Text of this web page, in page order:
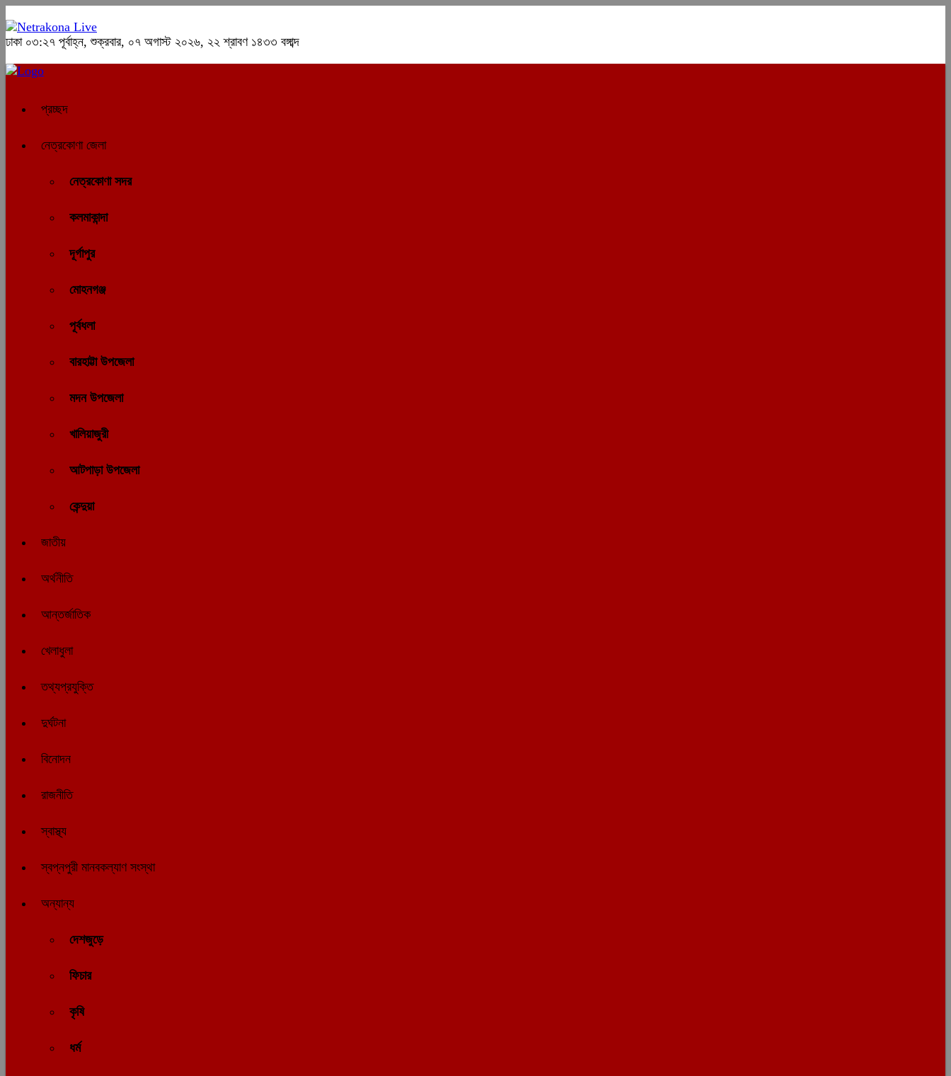
ঢাকা ০৩:২৭ পূর্বাহ্ন, শুক্রবার, ০৭ অগাস্ট ২০২৬, ২২ শ্রাবণ ১৪৩৩ বঙ্গাব্দ
প্রচ্ছদ
নেত্রকোণা জেলা
নেত্রকোণা সদর
কলমাকান্দা
দূর্গাপুর
মোহনগঞ্জ
পূর্বধলা
বারহাট্টা উপজেলা
মদন উপজেলা
খালিয়াজুরী
আটপাড়া উপজেলা
কেন্দুয়া
জাতীয়
অর্থনীতি
আন্তর্জাতিক
খেলাধুলা
তথ্যপ্রযুক্তি
দুর্ঘটনা
বিনোদন
রাজনীতি
স্বাস্থ্য
স্বপ্নপুরী মানবকল্যাণ সংস্থা
অন্যান্য
দেশজুড়ে
ফিচার
কৃষি
ধর্ম